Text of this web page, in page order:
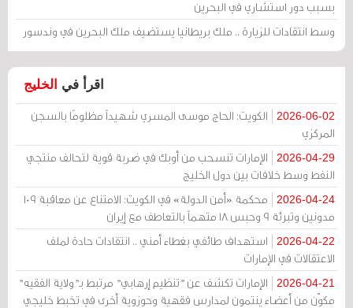
بسبب دور استشاري في البحرين
وسط انتقادات للزيارة .. ملك بريطانيا يستضيف ملك البحرين في وندسور
اقرأ في الخليج
2026-06-02
الكويت: الحاج موسى المسري شهيداً مظلومًا بالسجن
المركزي
2026-04-29
الإمارات تنسحب من أوبك في ضربة قوية لتحالف منتجي
النفط وسط خلافات بين دول الخليج
2026-04-24
محكمة «أمن الدولة» في الكويت: الامتناع عن معاقبة 109
مدونين وتبرئة 9 وحبس 18 متهماً بالتعاطف مع إيران
2026-04-22
استهداف طائفي بغطاء أمني .. انتقادات حادة لملف
الاعتقالات في الإمارات
2026-04-21
الإمارات تكشف عن "تنظيم إرهابي" مرتبط بـ"ولاية الفقيه"
مكوّن من أعضاء ينتمون لمدارس فقهية وحوزوية أخرى في تخبط خليجي